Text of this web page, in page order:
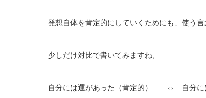
発想自体を肯定的にしていくためにも、使う言
少しだけ対比で書いてみますね。
自分には運があった（肯定的） ⇔ 自分には